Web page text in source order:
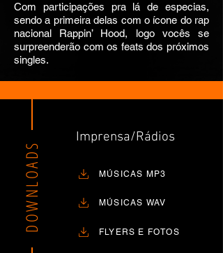
Com participações pra lá de especias,
sendo a primeira delas com o ícone do rap
nacional Rappin’ Hood, logo vocês se
surpreenderão com os feats dos próximos
singles.
Imprensa/Rádios
DOWNLOADS MÚSICAS MP3
MÚSICAS WAV
FLYERS E FOTOS